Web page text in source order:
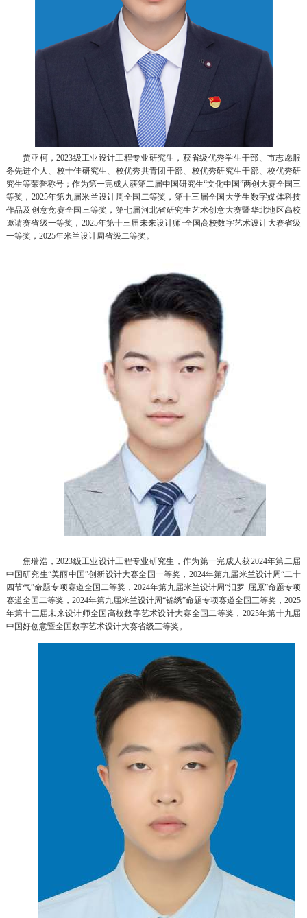
贾亚柯，2023级工业设计工程专业研究生，获省级优秀学生干部、市志愿服
务先进个人、校十佳研究生、校优秀共青团干部、校优秀研究生干部、校优秀研
究生等荣誉称号；作为第一完成人获第二届中国研究生“文化中国”两创大赛全国三
等奖，2025年第九届米兰设计周全国二等奖，第十三届全国大学生数字媒体科技
作品及创意竞赛全国三等奖，第七届河北省研究生艺术创意大赛暨华北地区高校
邀请赛省级一等奖，2025年第十三届未来设计师·全国高校数字艺术设计大赛省级
一等奖，2025年米兰设计周省级二等奖。
焦瑞浩，2023级工业设计工程专业研究生，作为第一完成人获2024年第二届
中国研究生“美丽中国”创新设计大赛全国一等奖，2024年第九届米兰设计周“二十
四节气”命题专项赛道全国二等奖，2024年第九届米兰设计周“汨罗·屈原”命题专项
赛道全国二等奖，2024年第九届米兰设计周“锦绣”命题专项赛道全国三等奖，2025
年第十三届未来设计师全国高校数字艺术设计大赛全国二等奖，2025年第十九届
中国好创意暨全国数字艺术设计大赛省级三等奖。